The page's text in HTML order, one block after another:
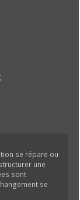
se répare ou
une
sont
se